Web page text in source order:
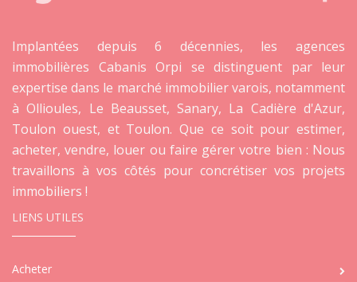
Implantées depuis 6 décennies, les agences
immobilières Cabanis Orpi se distinguent par leur
expertise dans le marché immobilier varois, notamment
à Ollioules, Le Beausset, Sanary, La Cadière d'Azur,
Toulon ouest, et Toulon. Que ce soit pour estimer,
acheter, vendre, louer ou faire gérer votre bien : Nous
travaillons à vos côtés pour concrétiser vos projets
immobiliers !
LIENS UTILES
Acheter